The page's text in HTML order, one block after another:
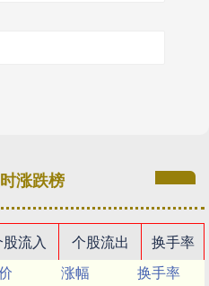
涨跌榜
流入 个股流出
换手率
涨幅
换手率